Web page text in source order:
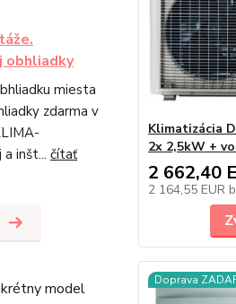
obhliadky
miesta
zdarma v
inšt... čítať
model
Klimatizácia
2x 2,5kW +
2 662,40
2 164,55 EUR
Doprava